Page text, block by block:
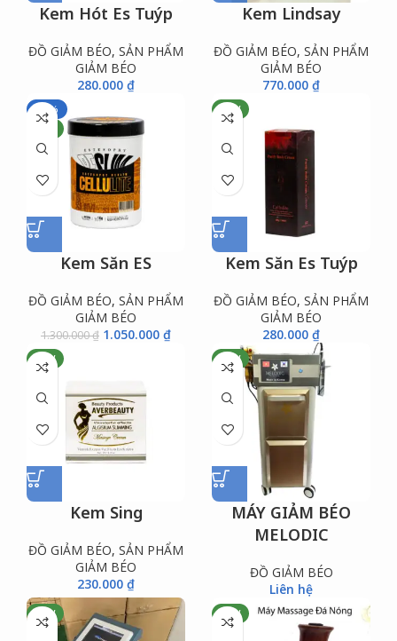
Kem Hót Es Tuýp
ĐỒ GIẢM BÉO, SẢN PHẨM
GIẢM BÉO
280.000 ₫
Kem Lindsay
ĐỒ GIẢM BÉO, SẢN PHẨM
GIẢM BÉO
770.000 ₫
-19%
Kem Săn ES
ĐỒ GIẢM BÉO, SẢN PHẨM
GIẢM BÉO
1.300.000₫ 1.050.000 ₫
NEW
Kem Săn Es Tuýp
ĐỒ GIẢM BÉO, SẢN PHẨM
GIẢM BÉO
280.000 ₫
NEW
Kem Sing
ĐỒ GIẢM BÉO, SẢN PHẨM
GIẢM BÉO
230.000 ₫
NEW
MÁY GIẢM BÉO
MELODIC
ĐỒ GIẢM BÉO
Liên hệ
NEW NEW